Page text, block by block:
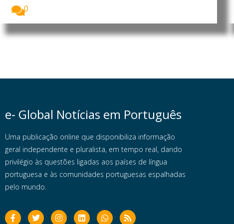
0
e- Global Notícias em Português
Uma publicação online que disponibiliza informação
geral independente e pluralista, em tempo real, dando
privilégio às questões ligadas aos países de língua
portuguesa e às comunidades portuguesas espalhadas
pelo mundo.